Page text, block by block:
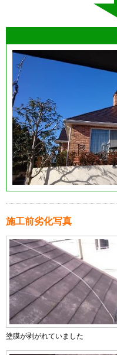
施工前劣化写真
塗膜が剥がれていました